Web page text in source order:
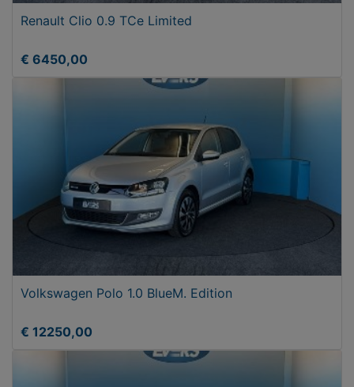
Renault Clio 0.9 TCe Limited
€ 6450,00
Volkswagen Polo 1.0 BlueM. Edition
€ 12250,00